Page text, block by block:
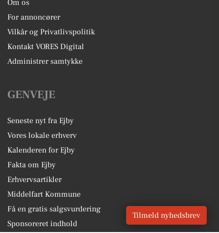
Om os
For annoncører
Vilkår og Privatlivspolitik
Kontakt VORES Digital
Administrer samtykke
GENVEJE
Seneste nyt fra Ejby
Vores lokale erhverv
Kalenderen for Ejby
Fakta om Ejby
Erhvervsartikler
Middelfart Kommune
Få en gratis salgsvurdering
Sponsoreret indhold
Tilmeld nyhedsbrev